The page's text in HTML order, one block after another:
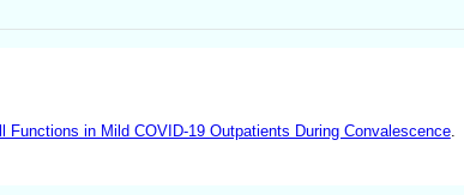
Functions in Mild COVID-19 Outpatients During Convalescence.